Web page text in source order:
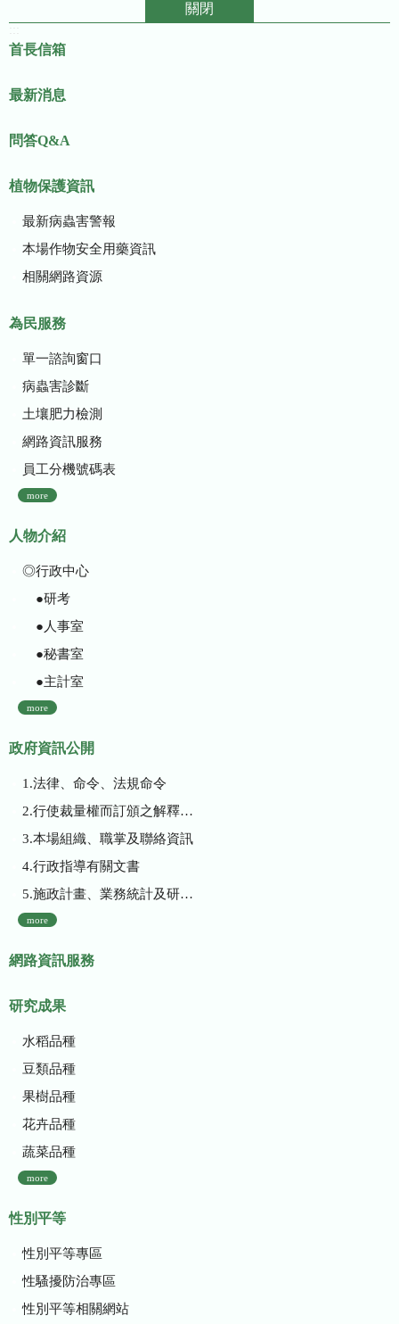
關閉
首長信箱
最新消息
問答Q&A
植物保護資訊
最新病蟲害警報
本場作物安全用藥資訊
相關網路資源
為民服務
單一諮詢窗口
病蟲害診斷
土壤肥力檢測
網路資訊服務
員工分機號碼表
more
人物介紹
◎行政中心
●研考
●人事室
●秘書室
●主計室
more
政府資訊公開
1.法律、命令、法規命令
2.行使裁量權而訂頒之解釋性規定及裁量基準
3.本場組織、職掌及聯絡資訊
4.行政指導有關文書
5.施政計畫、業務統計及研究報告
more
網路資訊服務
研究成果
水稻品種
豆類品種
果樹品種
花卉品種
蔬菜品種
more
性別平等
性別平等專區
性騷擾防治專區
性別平等相關網站